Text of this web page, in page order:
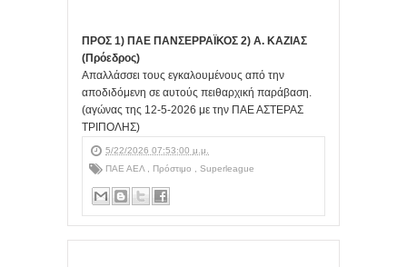
ΠΡΟΣ 1) ΠΑΕ ΠΑΝΣΕΡΡΑΪΚΟΣ 2) Α. ΚΑΖΙΑΣ
(Πρόεδρος)
Απαλλάσσει τους εγκαλουμένους από την
αποδιδόμενη σε αυτούς πειθαρχική παράβαση.
(αγώνας της 12-5-2026 με την ΠΑΕ ΑΣΤΕΡΑΣ
ΤΡΙΠΟΛΗΣ)
5/22/2026 07:53:00 μ.μ.
ΠΑΕ ΑΕΛ
Πρόστιμο Superleague